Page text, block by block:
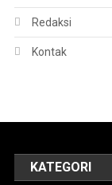
Redaksi
Kontak
KATEGORI